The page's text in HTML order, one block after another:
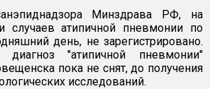
Минздрава РФ, на
случаев атипичной пневмонии по
день, не зарегистрировано.
диагноз "атипичной пневмонии"
пока не снят, до получения
исследований.